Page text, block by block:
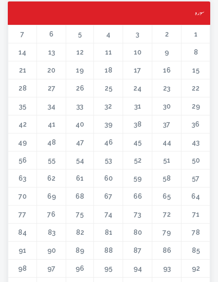
سورہ
1
2
3
4
5
6
7
8
9
10
11
12
13
14
15
16
17
18
19
20
21
22
23
24
25
26
27
28
29
30
31
32
33
34
35
36
37
38
39
40
41
42
43
44
45
46
47
48
49
50
51
52
53
54
55
56
57
58
59
60
61
62
63
64
65
66
67
68
69
70
71
72
73
74
75
76
77
78
79
80
81
82
83
84
85
86
87
88
89
90
91
92
93
94
95
96
97
98